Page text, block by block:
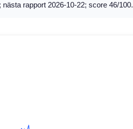
rapport 2026-10-22; score 46/100.